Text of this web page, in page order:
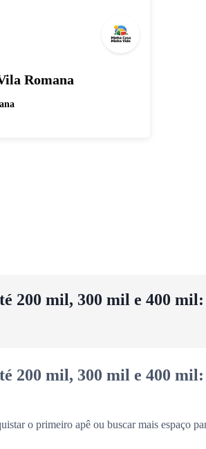
Romana
200 mil, 300 mil e 400 mil:
200 mil, 300 mil e 400 mil:
o primeiro apê ou buscar mais espaço